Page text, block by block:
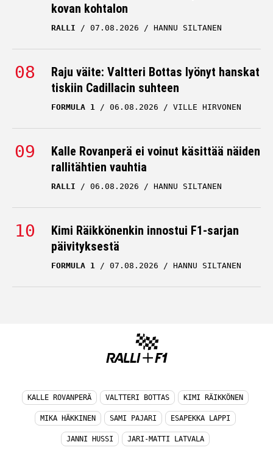
RALLI 07.08.2026
Raju väite: Valtteri Bottas lyönyt hanskat
tiskiin Cadillacin suhteen
FORMULA 1 06.08.2026 VILLE HIRVONEN
Kalle Rovanperä ei voinut käsittää näiden
rallitähtien vauhtia
RALLI 06.08.2026
Kimi Räikkönenkin innostui F1-sarjan
päivityksestä
FORMULA 1 07.08.2026
MIKA HÄKKINEN SAMI PAJARI ESAPEKKA LAPPI
JANNI HUSSI JARI-MATTI LATVALA